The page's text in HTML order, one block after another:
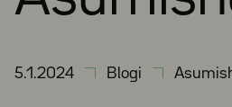
5.1.2024 Blogi